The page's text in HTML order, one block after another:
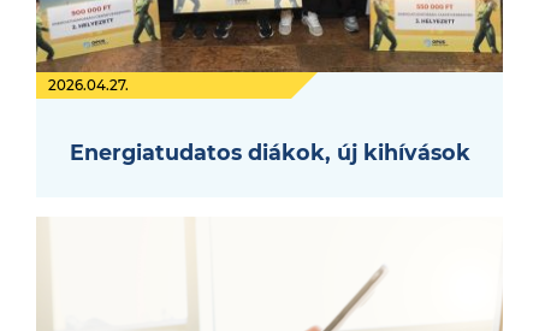
2026.04.27.
Energiatudatos diákok, új kihívások